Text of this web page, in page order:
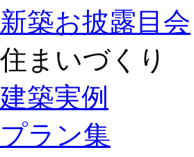
新築お披露目会
住まいづくり
建築実例
プラン集